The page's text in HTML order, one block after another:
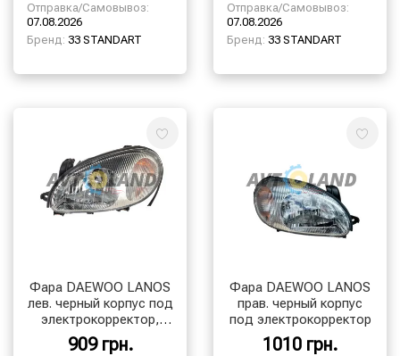
Отправка/Самовывоз:
07.08.2026
Бренд: 33 STANDART
Отправка/Самовывоз:
07.08.2026
Бренд: 33 STANDART
Фара DAEWOO LANOS
лев. черный корпус под
электрокорректор,
FLAGMUS
909 грн.
Фара DAEWOO LANOS
прав. черный корпус
под электрокорректор
1010 грн.